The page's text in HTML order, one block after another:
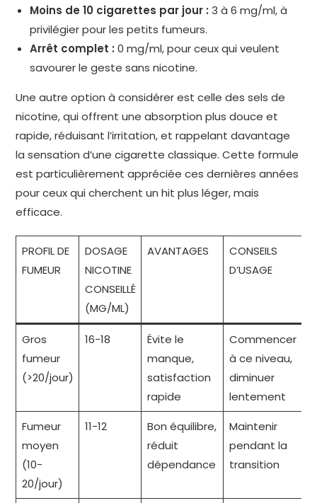
Moins de 10 cigarettes par jour : 3 à 6 mg/ml, à
privilégier pour les petits fumeurs.
Arrêt complet : 0 mg/ml, pour ceux qui veulent
savourer le geste sans nicotine.
Une autre option à considérer est celle des sels de
nicotine, qui offrent une absorption plus douce et
rapide, réduisant l’irritation, et rappelant davantage
la sensation d’une cigarette classique. Cette formule
est particulièrement appréciée ces dernières années
pour ceux qui cherchent un hit plus léger, mais
efficace.
PROFIL DE
FUMEUR
DOSAGE
NICOTINE
CONSEILLÉ
(MG/ML)
AVANTAGES
CONSEILS
D’USAGE
Gros
fumeur
(>20/jour)
16-18
Évite le
manque,
satisfaction
rapide
Commencer
à ce niveau,
diminuer
lentement
Fumeur
moyen
(10-
20/jour)
11-12
Bon équilibre,
réduit
dépendance
Maintenir
pendant la
transition